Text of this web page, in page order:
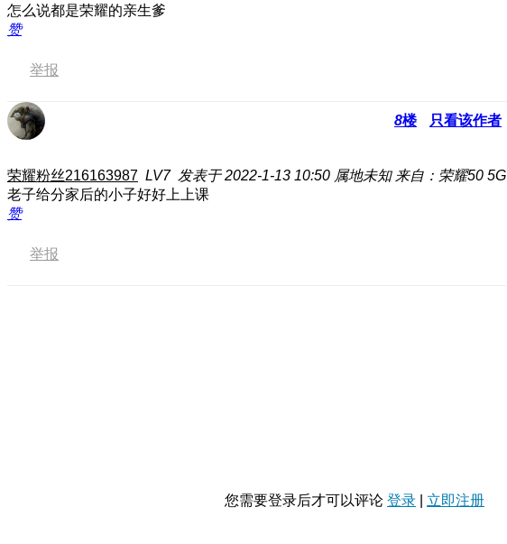
怎么说都是荣耀的亲生爹
赞
举报
8楼 只看该作者
荣耀粉丝216163987 LV7 发表于 2022-1-13 10:50 属地未知 来自：荣耀50 5G
老子给分家后的小子好好上上课
赞
举报
您需要登录后才可以评论 登录 立即注册